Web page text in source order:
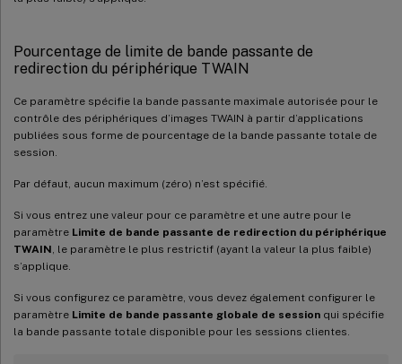
Pourcentage de limite de bande passante de
redirection du périphérique TWAIN
Ce paramètre spécifie la bande passante maximale autorisée pour le
contrôle des périphériques d’images TWAIN à partir d’applications
publiées sous forme de pourcentage de la bande passante totale de
session.
Par défaut, aucun maximum (zéro) n’est spécifié.
Si vous entrez une valeur pour ce paramètre et une autre pour le
paramètre Limite de bande passante de redirection du périphérique
TWAIN , le paramètre le plus restrictif (ayant la valeur la plus faible)
s’applique.
Si vous configurez ce paramètre, vous devez également configurer le
paramètre Limite de bande passante globale de session qui spécifie
la bande passante totale disponible pour les sessions clientes.